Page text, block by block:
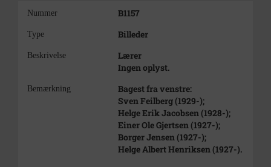
Nummer B1157
Type Billeder
Beskrivelse
Lærer
Ingen oplyst.
Bemærkning
Bagest fra venstre:
Sven Feilberg (1929-);
Helge Erik Jacobsen (1928-);
Einer Ole Gjertsen (1927-);
Borger Jensen (1927-);
Helge Albert Henriksen (1927-).